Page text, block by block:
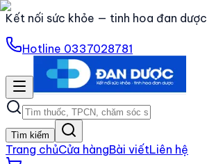
Kết nối sức khỏe — tinh hoa đan dược
Hotline 0337028781
Tìm kiếm
Trang chủCửa hàngBài viếtLiên hệ